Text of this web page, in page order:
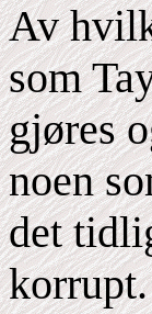
Av
som
gjøres
noen
det
korrupt.